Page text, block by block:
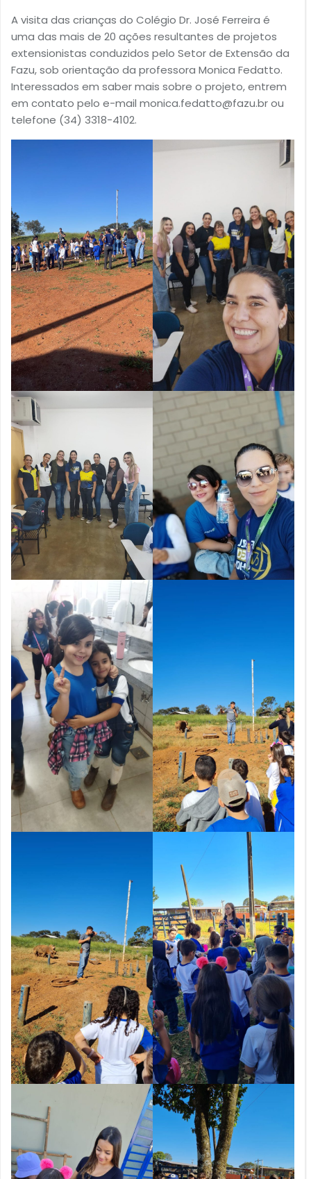
A visita das crianças do Colégio Dr. José Ferreira é
uma das mais de 20 ações resultantes de projetos
extensionistas conduzidos pelo Setor de Extensão da
Fazu, sob orientação da professora Monica Fedatto.
Interessados em saber mais sobre o projeto, entrem
em contato pelo e-mail monica.fedatto@fazu.brou
telefone (34) 3318-4102.